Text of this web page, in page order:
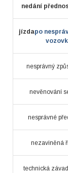
nedání
jízdapo
nesprávný
nevěnování
nesprávné
nezaviněná
technická